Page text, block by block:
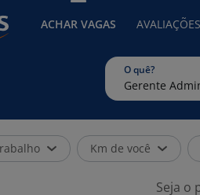
ACHAR VAGAS
O quê?
Km de você
Seja o